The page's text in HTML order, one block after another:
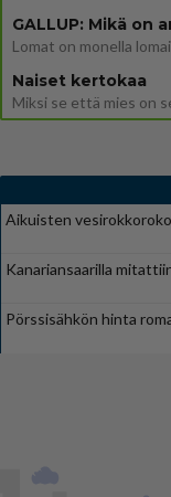
GALLUP: Mikä on
Naiset kertokaa
Aikuisten
Kanariansaarilla
Pörssisähkön hinta